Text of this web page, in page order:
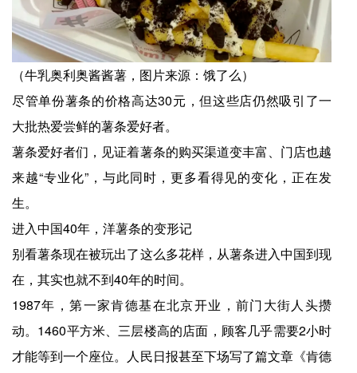
（牛乳奥利奥酱酱薯，图片来源：饿了么）
尽管单份薯条的价格高达30元，但这些店仍然吸引了一
大批热爱尝鲜的薯条爱好者。
薯条爱好者们，见证着薯条的购买渠道变丰富、门店也越
来越“专业化”，与此同时，更多看得见的变化，正在发
生。
进入中国40年，洋薯条的变形记
别看薯条现在被玩出了这么多花样，从薯条进入中国到现
在，其实也就不到40年的时间。
1987年，第一家肯德基在北京开业，前门大街人头攒
动。1460平方米、三层楼高的店面，顾客几乎需要2小时
才能等到一个座位。人民日报甚至下场写了篇文章《肯德